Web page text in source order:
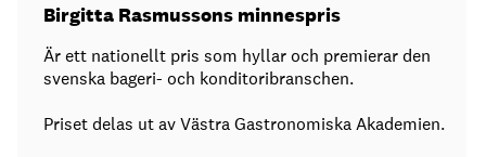
Birgitta Rasmussons minnespris
Är ett nationellt pris som hyllar och premierar den
svenska bageri- och konditoribranschen.
Priset delas ut av Västra Gastronomiska Akademien.